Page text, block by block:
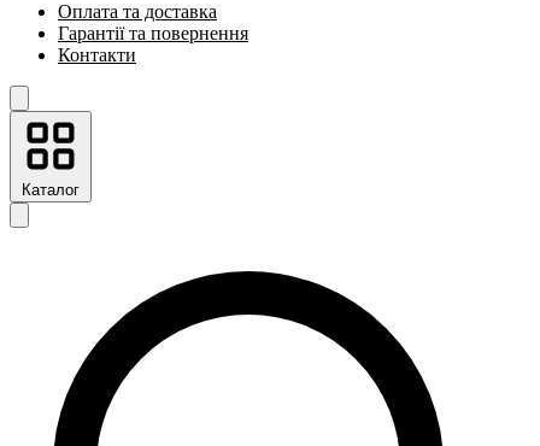
Оплата та доставка
Гарантії та повернення
Контакти
Каталог